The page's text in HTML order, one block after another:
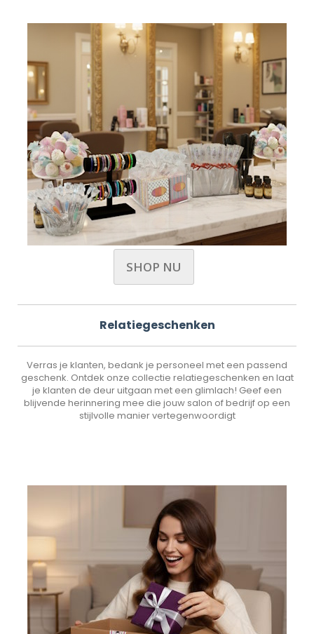
SHOP NU
Relatiegeschenken
Verras je klanten, bedank je personeel met een passend
geschenk. Ontdek onze collectie relatiegeschenken en laat
je klanten de deur uitgaan met een glimlach! Geef een
blijvende herinnering mee die jouw salon of bedrijf op een
stijlvolle manier vertegenwoordigt